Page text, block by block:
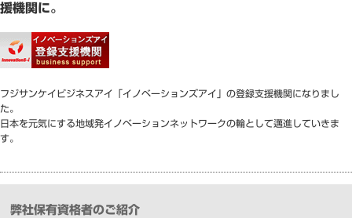
援機関に。
フジサンケイビジネスアイ「イノベーションズアイ」の登録支援機関になりまし
た。
日本を元気にする地域発イノベーションネットワークの輪として邁進していきま
す。
弊社保有資格者のご紹介